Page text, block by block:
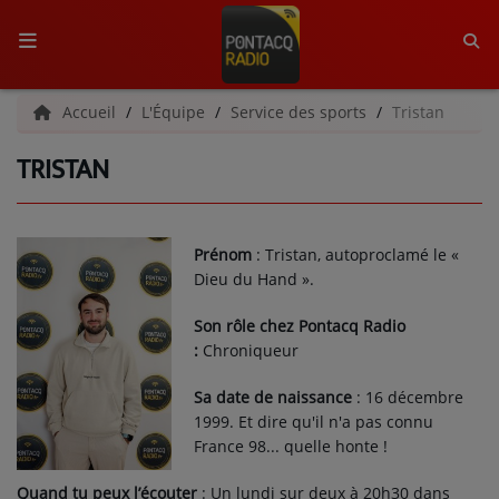
ACCUEIL
RADIO
L'ÉQUIPE
GRILLE DES PROGRAMMES
C'ÉTAIT QUOI CE TITRE ?
MÉDIAS
PODCASTS - SAISON 2026/2027
Accueil L'Équipe Service des sports Tristan
TRISTAN
Prénom : Tristan, autoproclamé le «
Dieu du Hand ».
Son rôle chez Pontacq Radio
: Chroniqueur
Sa date de naissance : 16 décembre
1999. Et dire qu'il n'a pas connu
France 98... quelle honte !
Quand tu peux l’écouter : Un lundi sur deux à 20h30 dans